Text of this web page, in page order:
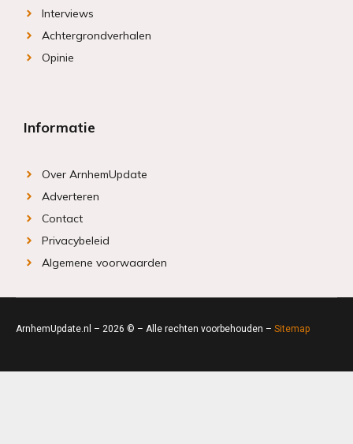
Interviews
Achtergrondverhalen
Opinie
Informatie
Over ArnhemUpdate
Adverteren
Contact
Privacybeleid
Algemene voorwaarden
ArnhemUpdate.nl – 2026 © – Alle rechten voorbehouden – Sitemap